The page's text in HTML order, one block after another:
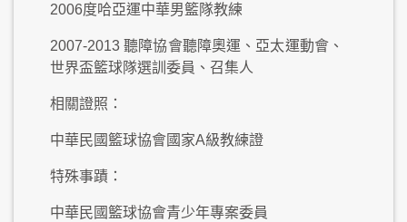
2006度哈亞運中華男籃隊教練
2007-2013 聽障協會聽障奧運、亞太運動會、
世界盃籃球隊選訓委員、召集人
相關證照：
中華民國籃球協會國家A級教練證
特殊事蹟：
中華民國籃球協會青少年專案委員